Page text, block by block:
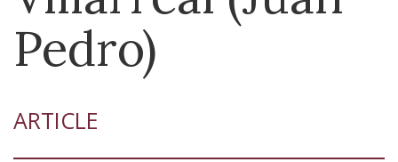
Pedro)
ARTICLE